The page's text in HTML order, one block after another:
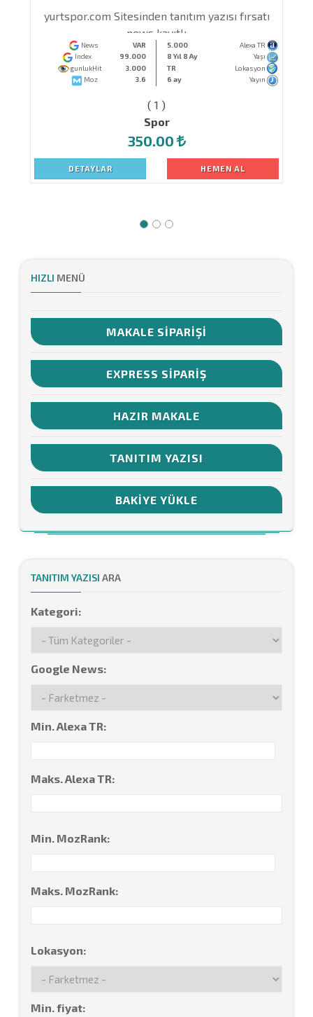
yurtspor.com Sitesinden tanıtım yazısı fırsatı
news kayıtlı
News
VAR
Index
99.000
gunlukHit
3.000
Moz
3.6
5.000
Alexa TR
8 Yıl 8 Ay
Yaşı
TR
Lokasyon
6 ay
Yayın
( 1 )
Spor
350.00
DETAYLAR HEMEN AL
HIZLI MENÜ
MAKALE SIPARIŞI
EXPRESS SIPARIŞ
HAZIR MAKALE
TANITIM YAZISI
BAKIYE YÜKLE
TANITIM YAZISI ARA
Kategori:
Google News:
Min. Alexa TR:
Maks. Alexa TR:
Min. MozRank:
Maks. MozRank:
Lokasyon:
Min. fiyat: